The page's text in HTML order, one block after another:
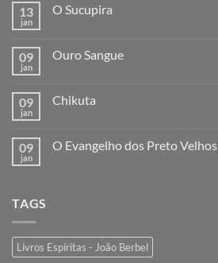
13
jan
O Sucupira
09
jan
Ouro Sangue
09
jan
Chikuta
09
jan
O Evangelho dos Preto Velhos
TAGS
Livros Espíritas - João Berbel